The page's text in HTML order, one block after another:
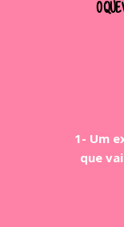
O QUE
1- Um
que